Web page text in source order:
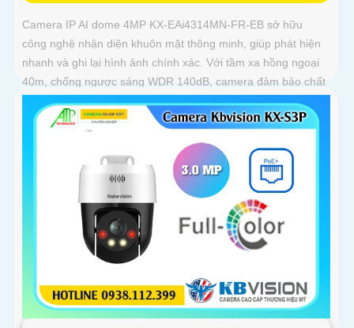
Camera IP AI dome 4MP KX-EAi4314MN-FR-EB sở hữu
công nghệ nhận diện khuôn mặt thông minh, giúp phát hiện
nhanh và ghi lại hình ảnh chính xác. Với tầm xa hồng ngoại
40m, chống ngược sáng WDR 140dB, camera đảm bảo chất
lượng hình ảnh vượt trội trong mọi điều kiện